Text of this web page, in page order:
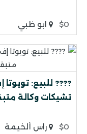
$0 ابو ظبي
تشيكات وكالة
$0 راس ألخيمة